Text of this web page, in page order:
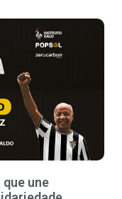
une